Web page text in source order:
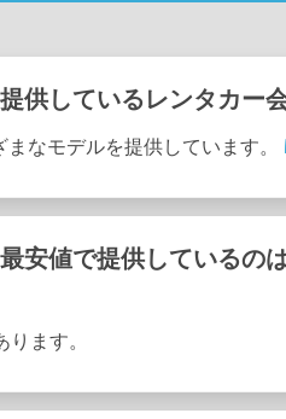
供しているレンタカー
なモデルを提供しています。
安値で提供しているの
ます。